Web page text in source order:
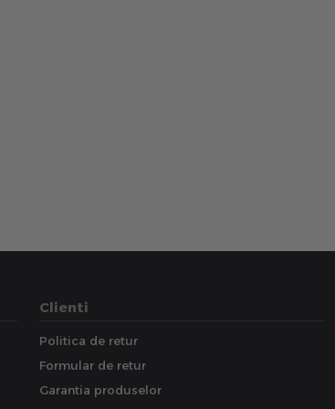
Clienti
Politica de retur
Formular de retur
Garantia produselor